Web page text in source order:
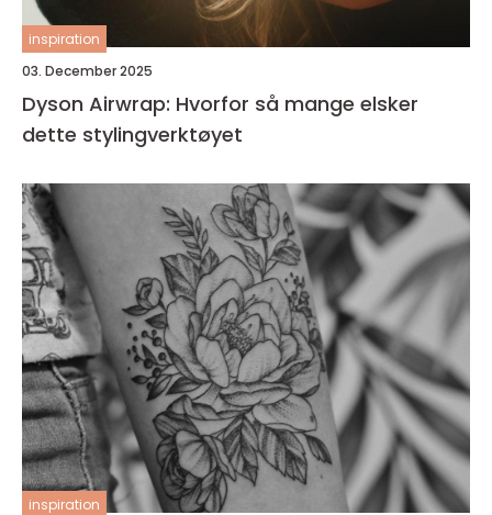
inspiration
03. December 2025
Dyson Airwrap: Hvorfor så mange elsker
dette stylingverktøyet
inspiration